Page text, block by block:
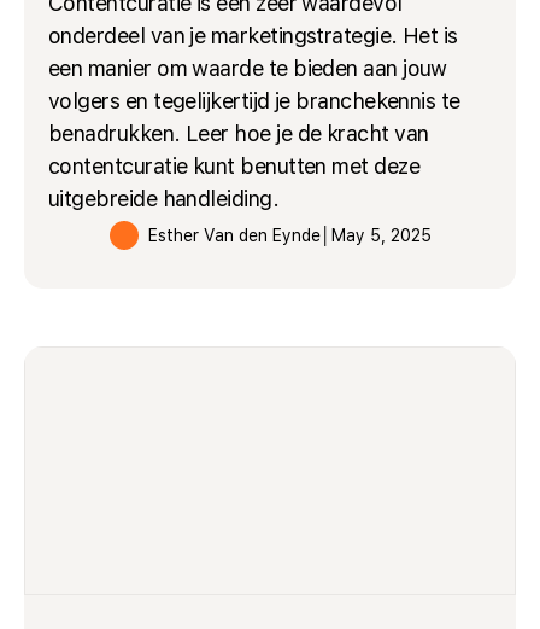
onderdeel van je marketingstrategie. Het is
een manier om waarde te bieden aan jouw
volgers en tegelijkertijd je branchekennis te
benadrukken. Leer hoe je de kracht van
contentcuratie kunt benutten met deze
uitgebreide handleiding.
Esther Van den Eynde│ May 5, 2025